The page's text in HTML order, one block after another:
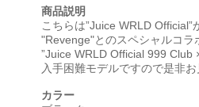
商品説明
こちらは”Juice WRLD Official”
"Revenge"とのスペシャルコ
”Juice WRLD Official 999 Club
入手困難モデルですので是非お
カラー